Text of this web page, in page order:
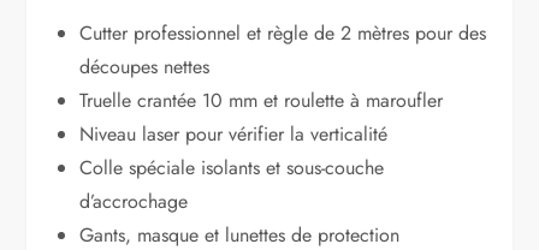
Cutter professionnel et règle de 2 mètres pour des
découpes nettes
Truelle crantée 10 mm et roulette à maroufler
Niveau laser pour vérifier la verticalité
Colle spéciale isolants et sous-couche
d’accrochage
Gants, masque et lunettes de protection